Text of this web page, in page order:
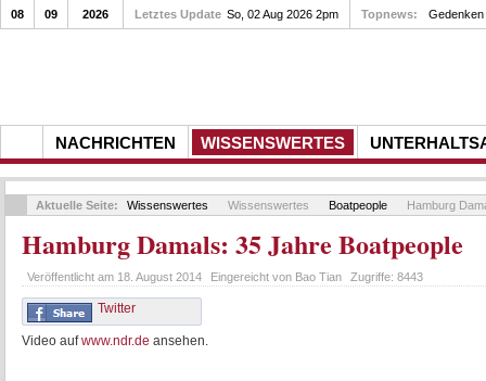
NACHRICHTEN WISSENSWERTES
08 09 2026 Letztes Update So, 02 Aug 2026 2pm Topnews: Gedenken
Aktuelle Seite: Wissenswertes Wissenswertes Boatpeople Hamburg
Hamburg Damals: 35 Jahre Boatpeople
Veröffentlicht am 18. August 2014 Eingereicht von Bao Tian Zugriffe: 8443
Twitter
Video aufwww.ndr.de ansehen.